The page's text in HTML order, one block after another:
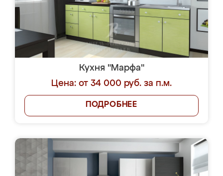
Кухня "Марфа"
Цена: от 34 000 руб. за п.м.
ПОДРОБНЕЕ